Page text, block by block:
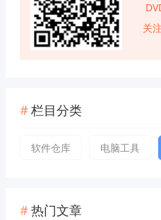
关
栏目分类
软件仓库 电脑工具
热门文章